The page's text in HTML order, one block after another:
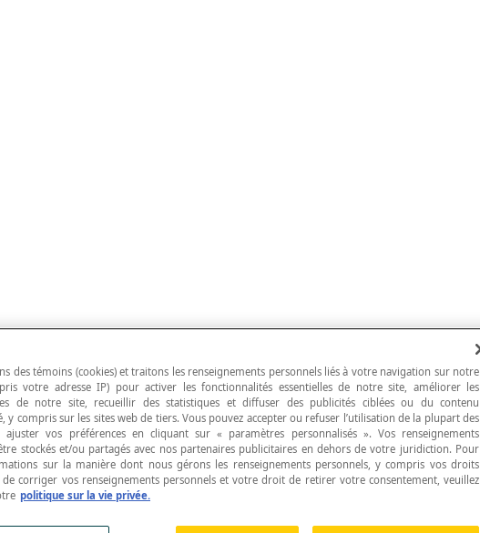
des témoins (cookies) et traitons les renseignements personnels liés à votre navigation sur notre
votre adresse IP) pour activer les fonctionnalités essentielles de notre site, améliorer les
de notre site, recueillir des statistiques et diffuser des publicités ciblées ou du contenu
y compris sur les sites web de tiers. Vous pouvez accepter ou refuser l’utilisation de la plupart des
vos préférences en cliquant sur « paramètres personnalisés ». Vos renseignements
stockés et/ou partagés avec nos partenaires publicitaires en dehors de votre juridiction. Pour
sur la manière dont nous gérons les renseignements personnels, y compris vos droits
de corriger vos renseignements personnels et votre droit de retirer votre consentement, veuillez
politique sur la vie privée.